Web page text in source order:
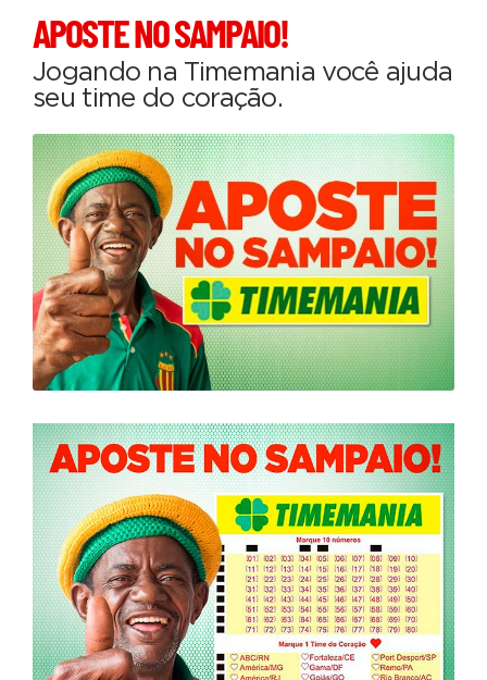
APOSTE NO SAMPAIO!
Jogando na Timemania você ajuda
seu time do coração.